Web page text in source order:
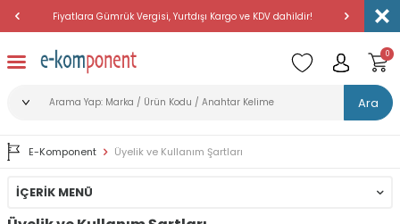
Fiyatlara Gümrük Vergisi, Yurtdışı Kargo ve KDV dahildir!
Ara
0
E-Komponent Üyelik ve Kullanım Şartları
İÇERIK MENÜ